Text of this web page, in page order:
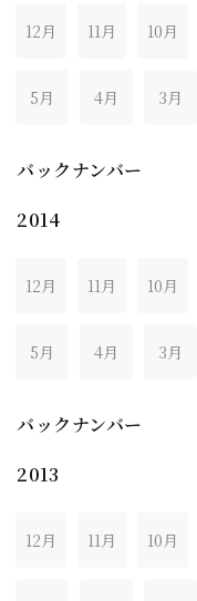
12月 11月 10月
5月 4月 3月
バックナンバー
2014
12月 11月 10月
5月 4月 3月
バックナンバー
2013
12月 11月 10月